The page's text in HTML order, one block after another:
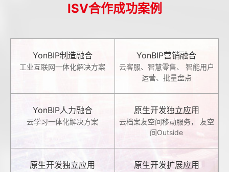
ISV合作成功案例
YonBIP制造融合
工业互联网一体化解决方案
YonBIP营销融合
云客服、智慧零售、 智能用户
运营、批量盘点
YonBIP人力融合
云学习一体化解决方案
原生开发独立应用
云档案友空间移动服务， 友空
间Outside
原生开发独立应用 原生开发扩展应用